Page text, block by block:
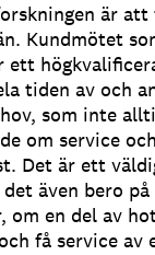
är
Kundmötet
ett
tiden av och
som inte
om service
Det är ett
även bero
om en del av
få service av